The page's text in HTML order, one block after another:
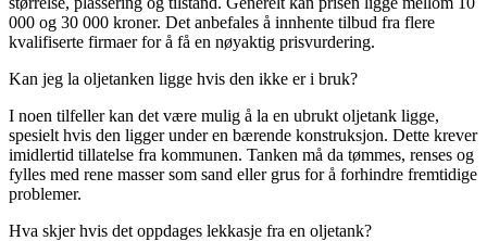
000 og 30 000 kroner. Det anbefales å innhente tilbud fra flere
kvalifiserte firmaer for å få en nøyaktig prisvurdering.
Kan jeg la oljetanken ligge hvis den ikke er i bruk?
I noen tilfeller kan det være mulig å la en ubrukt oljetank ligge,
spesielt hvis den ligger under en bærende konstruksjon. Dette krever
imidlertid tillatelse fra kommunen. Tanken må da tømmes, renses og
fylles med rene masser som sand eller grus for å forhindre fremtidige
problemer.
Hva skjer hvis det oppdages lekkasje fra en oljetank?